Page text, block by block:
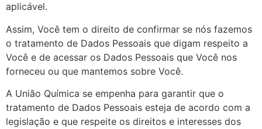
aplicável.
Assim, Você tem o direito de confirmar se nós fazemos
o tratamento de Dados Pessoais que digam respeito a
Você e de acessar os Dados Pessoais que Você nos
forneceu ou que mantemos sobre Você.
A União Química se empenha para garantir que o
tratamento de Dados Pessoais esteja de acordo com a
legislação e que respeite os direitos e interesses dos